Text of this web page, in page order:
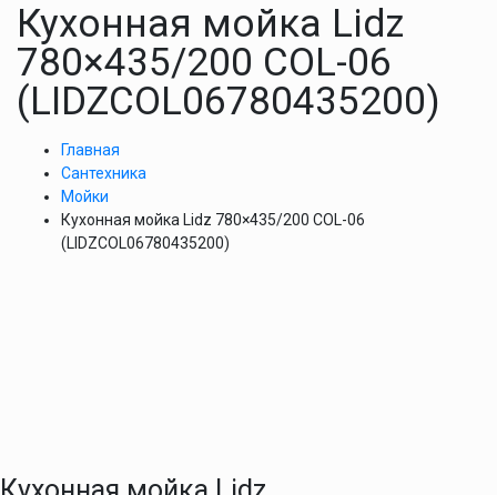
Кухонная мойка Lidz
780×435/200 COL-06
(LIDZCOL06780435200)
Главная
Сантехника
Мойки
Кухонная мойка Lidz 780×435/200 COL-06
(LIDZCOL06780435200)